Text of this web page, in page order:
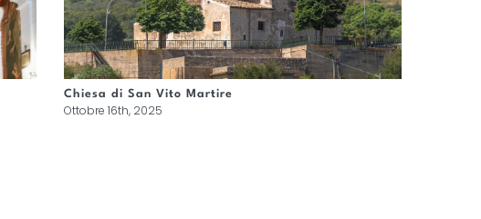
Chiesa di San Vito Martire
Ottobre 16th, 2025